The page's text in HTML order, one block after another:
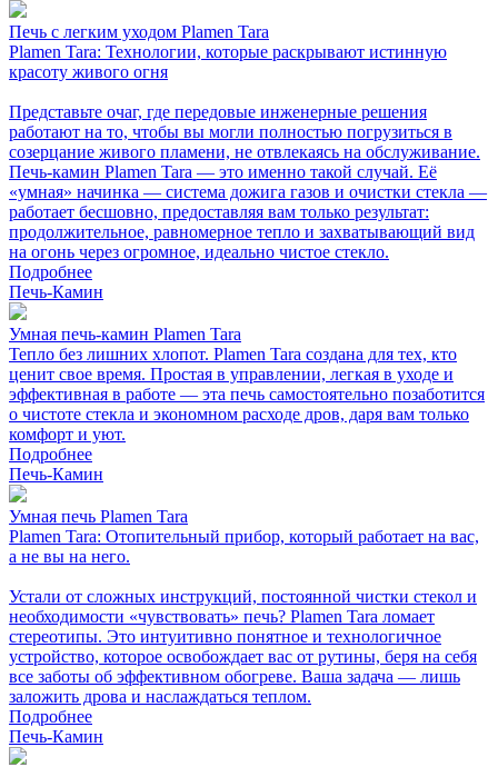
Печь с легким уходом Plamen Tara
Plamen Tara: Технологии, которые раскрывают истинную
красоту живого огня
Представьте очаг, где передовые инженерные решения
работают на то, чтобы вы могли полностью погрузиться в
созерцание живого пламени, не отвлекаясь на обслуживание.
Печь-камин Plamen Tara — это именно такой случай. Её
«умная» начинка — система дожига газов и очистки стекла —
работает бесшовно, предоставляя вам только результат:
продолжительное, равномерное тепло и захватывающий вид
на огонь через огромное, идеально чистое стекло.
Подробнее
Печь-Камин
Умная печь-камин Plamen Tara
Тепло без лишних хлопот. Plamen Tara создана для тех, кто
ценит свое время. Простая в управлении, легкая в уходе и
эффективная в работе — эта печь самостоятельно позаботится
о чистоте стекла и экономном расходе дров, даря вам только
комфорт и уют.
Подробнее
Печь-Камин
Умная печь Plamen Tara
Plamen Tara: Отопительный прибор, который работает на вас,
а не вы на него.
Устали от сложных инструкций, постоянной чистки стекол и
необходимости «чувствовать» печь? Plamen Tara ломает
стереотипы. Это интуитивно понятное и технологичное
устройство, которое освобождает вас от рутины, беря на себя
все заботы об эффективном обогреве. Ваша задача — лишь
заложить дрова и наслаждаться теплом.
Подробнее
Печь-Камин